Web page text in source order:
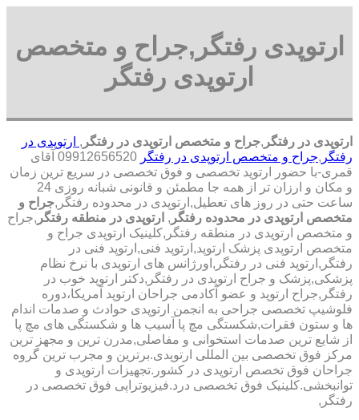
ارتوپدی رفتگر,جراح و متخصص
ارتوپدی رفتگر
ارتوپدی در رفتگر ,جراح و متخصص ارتوپدی در رفتگر , ارتوپدی در
رفتگر ,جراح و متخصص ارتوپدی در رفتگر
09912656520 آقای
قمری-با حضور ارتوپد تخصصی و فوق تخصصی در سریع ترین زمان
و مکان و ارزان تر از همه جا مطمئن و قانونی شبانه روزی 24
ساعت حتی در روز های تعطیل,ارتوپدی در محدوده رفتگر,جراح و
متخصص ارتوپدی در محدوده رفتگر , ارتوپدی در منطقه رفتگر ,جراح
و متخصص ارتوپدی در منطقه رفتگر,کلینیک ارتوپدی جراح و
متخصص ارتوپدی پزشک ارتوپد,ارتوپد فنی,ارتوپد فنی در
رفتگر,ارتوپد فنی در رفتگر,اورژانس های ارتوپدی با نرخ نظام
پزشکی,پزشک و جراح ارتوپدی در رفتگر,دکتر ارتوپد خوب در
رفتگر,جراح ارتوپد و عضو آکادمی جراحان ارتوپد آمریکا،دوره
فلوشیپ تخصصی جراحی به انجمن ارتوپدی حوادث و صدمات اندام
ها و ستون فقرات,شکستگی مچ پا آسیب ها و شکستگی های مچ پا
از شایع ترین صدمات استخوانی و مفاصلی,مدرن ترین و مجهز ترین
مرکز فوق تخصصی بین المللی ارتوپدی.برترین ‏و ‏مجرب ‏ترین ‏گروه
‏جراحان ‏فوق ‏تخصص ‏ارتوپدی ‏در ‏کشور.تجهیزات ارتوپدی و
توانبخشی.کلینیک فوق تخصصی درد.فیزیوتراپی فوق تخصصی در
رفتگر,